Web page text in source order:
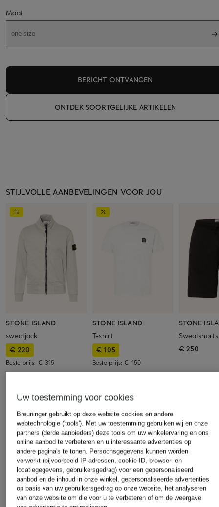
Maat
one size
BERICHT ONTVANGEN
ONTDEK SOORTGELIJKE ARTIKELEN
STIJLVOLLE AANBEVELINGEN VOOR JOU
STONE ISLAND
sweatjack
€ 220
Beste prijs:€ 315
STONE ISLAND
T-shirt
€ 105
Beste prijs:€ 150
STONE
Sweatshorts
€ 250
Andere categorieën
Betty Barclay
Gewatteerde jassen
BLONDE No.8 Jassen
MAC DAYDREAM Jeans
MARC AUREL Truien &
vesten
Uw toestemming voor cookies
Breuninger gebruikt op deze website cookies en andere
webtechnologie ('tools'). Met uw toestemming gebruiken wij en onze
partners (derde aanbieders) deze tools om uw winkelervaring en ons
online aanbod te verbeteren en u interessante advertenties op
andere pagina's te tonen. Persoonsgegevens kunnen worden
verwerkt (bijvoorbeeld IP-adressen, cookie-ID, browser- en
locatiegegevens, gebruikersgedrag) voor een gepersonaliseerd
aanbod en de inhoud in onze winkel, gepersonaliseerde advertenties
op basis van uw gebruikersgedrag op onze website, het analyseren
van onze website om die voor u te verbeteren of om de weergave